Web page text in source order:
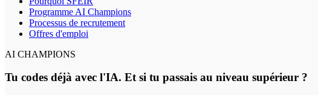
Programme AI Champions
Processus de recrutement
Offres d'emploi
AI CHAMPIONS
Tu codes déjà avec l'IA. Et si tu passais au niveau supérieur ?